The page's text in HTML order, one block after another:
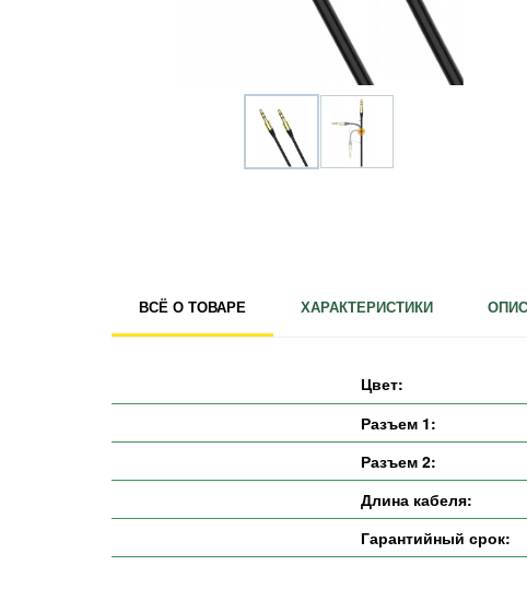
Луковичные и клубни
ВСЁ О ТОВАРЕ ХАРАКТЕРИСТИКИ
Цвет:
Разъем 1:
Разъем 2:
Длина кабеля:
Гарантийный срок: